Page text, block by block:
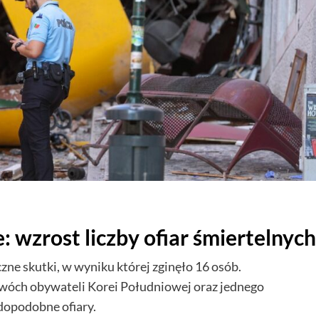
wzrost liczby ofiar śmiertelnych
skutki, w wyniku której zginęło 16 osób.
obywateli Korei Południowej oraz jednego
ofiary.